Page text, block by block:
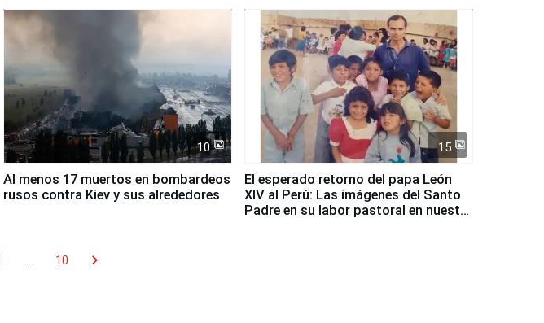
10
Al menos 17 muertos en bombardeos
rusos contra Kiev y sus alrededores
15
El esperado retorno del papa León
XIV al Perú: Las imágenes del Santo
Padre en su labor pastoral en nuestro
... 10 chevron_right